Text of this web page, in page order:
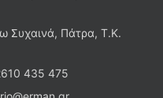
Συχαινά, Πάτρα, Τ.Κ.
435 475